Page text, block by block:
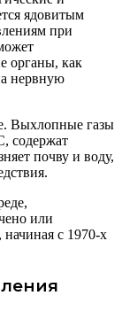
ядовитым
при
органы, как
нервную
Выхлопные газы
содержат
почву и воду,
или
с 1970-х